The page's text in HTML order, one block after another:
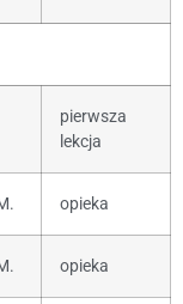
pierwsza
lekcja
opieka
opieka